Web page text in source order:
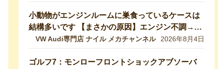
説していきます！【VW修理】
小動物がエンジンルームに巣食っているケースは
結構多いです 【まさかの原因】エンジン不調→開
けたら小動物の巣だった… 【VW修理】
VW Audi専門店 ナイル メカチャンネル 2026年8月4日
ゴルフ7：モンローフロントショックアブソーバ